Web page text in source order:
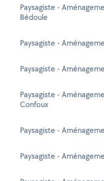
Paysagiste -
Bédoule
Paysagiste -
Paysagiste -
Paysagiste -
Confoux
Paysagiste -
Paysagiste -